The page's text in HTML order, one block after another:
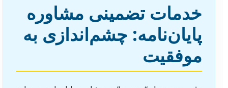
خدمات تضمینی مشاوره
پایان‌نامه: چشم‌اندازی به
موفقیت